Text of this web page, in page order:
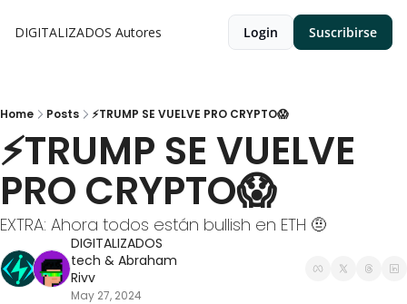
DIGITALIZADOS Autores Login Suscribirse
Home Posts ⚡TRUMP SE VUELVE PRO CRYPTO😱
⚡TRUMP SE VUELVE
PRO CRYPTO😱
EXTRA: Ahora todos están bullish en ETH 🤨
DIGITALIZADOS
tech & Abraham
Rivv
May 27, 2024